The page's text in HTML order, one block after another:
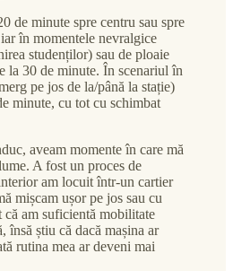
de minute spre centru sau spre
în momentele nevralgice
studenților) sau de ploaie
la 30 de minute. În scenariul în
pe jos de la/până la stație)
minute, cu tot cu schimbat
aveam momente în care mă
A fost un proces de
am locuit într-un cartier
mișcam ușor pe jos sau cu
am suficientă mobilitate
însă știu că dacă mașina ar
rutina mea ar deveni mai